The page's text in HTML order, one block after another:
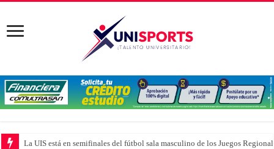
La UIS está en semifinales del fútbol sala masculino de los Juegos